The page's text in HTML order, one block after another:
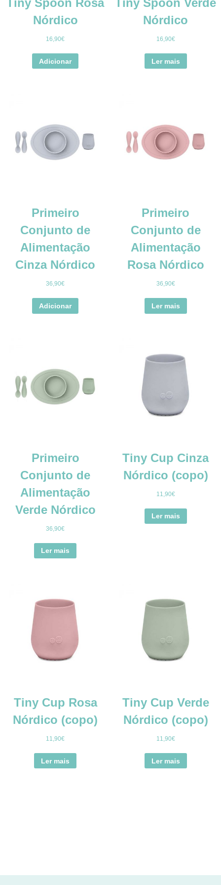
Tiny Spoon Rosa
Nórdico
16,90€
Adicionar
Tiny Spoon Verde
Nórdico
16,90€
Ler mais
Primeiro
Conjunto de
Alimentação
Cinza Nórdico
36,90€
Adicionar
Primeiro
Conjunto de
Alimentação
Rosa Nórdico
36,90€
Ler mais
Primeiro
Conjunto de
Alimentação
Verde Nórdico
36,90€
Ler mais
Tiny Cup Cinza
Nórdico (copo)
11,90€
Ler mais
Tiny Cup Rosa
Nórdico (copo)
11,90€
Ler mais
Tiny Cup Verde
Nórdico (copo)
11,90€
Ler mais